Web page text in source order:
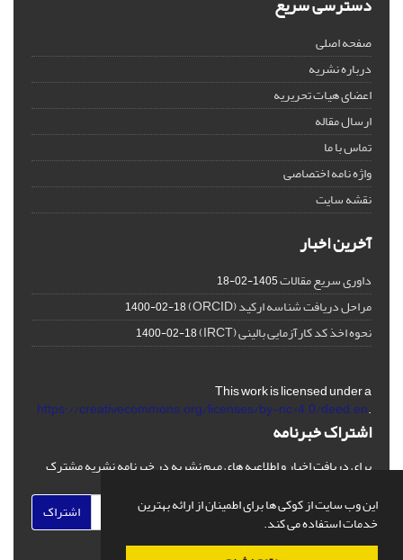
این وب سایت از کوکی ها برای اطمینان از ارائه بهترین
خدمات استفاده می کند.
صفحه اصلی
درباره نشریه
اعضای هیات تحریریه
ارسال مقاله
تماس با ما
واژه نامه اختصاصی
نقشه سایت
آخرین اخبار
داوری سریع مقالات1405-02-18
مراحل دریافت شناسه ارکید (ORCID) 1400-02-18
نحوه اخذ کد کارآزمایی بالینی (IRCT) 1400-02-18
This work is licensed under a
https://creativecommons.org/licenses/by-nc/4.0/deed.en.
اشتراک خبرنامه
برای دریافت اخبار و اطلاعیه های مهم نشریه در خبرنامه نشریه مشترک
اشتراک